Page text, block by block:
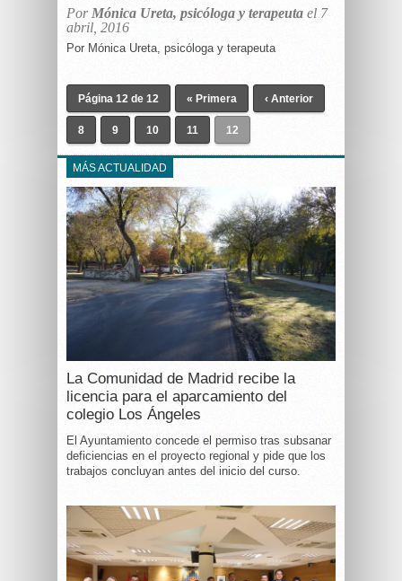
Por Mónica Ureta, psicóloga y terapeuta el 7
abril, 2016
Por Mónica Ureta, psicóloga y terapeuta
Página 12 de 12 « Primera ‹ Anterior
8 9 10 11 12
MÁS ACTUALIDAD
La Comunidad de Madrid recibe la
licencia para el aparcamiento del
colegio Los Ángeles
El Ayuntamiento concede el permiso tras subsanar
deficiencias en el proyecto regional y pide que los
trabajos concluyan antes del inicio del curso.